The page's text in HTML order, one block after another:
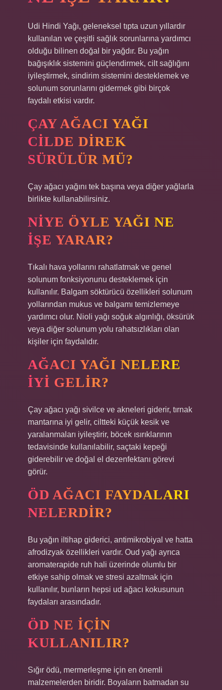
Udi Hindi Yağı, geleneksel tıpta uzun yıllardır
kullanılan ve çeşitli sağlık sorunlarına yardımcı
olduğu bilinen doğal bir yağdır. Bu yağın
bağışıklık sistemini güçlendirmek, cilt sağlığını
iyileştirmek, sindirim sistemini desteklemek ve
solunum sorunlarını gidermek gibi birçok
faydalı etkisi vardır.
ÇAY AĞACI YAĞI
CILDE DIREK
SÜRÜLÜR MÜ?
Çay ağacı yağını tek başına veya diğer yağlarla
birlikte kullanabilirsiniz.
NIYE ÖYLE YAĞI NE
IŞE YARAR?
Tıkalı hava yollarını rahatlatmak ve genel
solunum fonksiyonunu desteklemek için
kullanılır. Balgam söktürücü özellikleri solunum
yollarından mukus ve balgamı temizlemeye
yardımcı olur. Nioli yağı soğuk algınlığı, öksürük
veya diğer solunum yolu rahatsızlıkları olan
kişiler için faydalıdır.
AĞACI YAĞI NELERE
IYI GELIR?
Çay ağacı yağı sivilce ve akneleri giderir, tırnak
mantarına iyi gelir, ciltteki küçük kesik ve
yaralanmaları iyileştirir, böcek ısırıklarının
tedavisinde kullanılabilir, saçtaki kepeği
giderebilir ve doğal el dezenfektanı görevi
görür.
ÖD AĞACI FAYDALARI
NELERDIR?
Bu yağın iltihap giderici, antimikrobiyal ve hatta
afrodizyak özellikleri vardır. Oud yağı ayrıca
aromaterapide ruh hali üzerinde olumlu bir
etkiye sahip olmak ve stresi azaltmak için
kullanılır, bunların hepsi ud ağacı kokusunun
faydaları arasındadır.
ÖD NE IÇIN
KULLANILIR?
Sığır ödü, mermerleşme için en önemli
malzemelerden biridir. Boyaların batmadan su